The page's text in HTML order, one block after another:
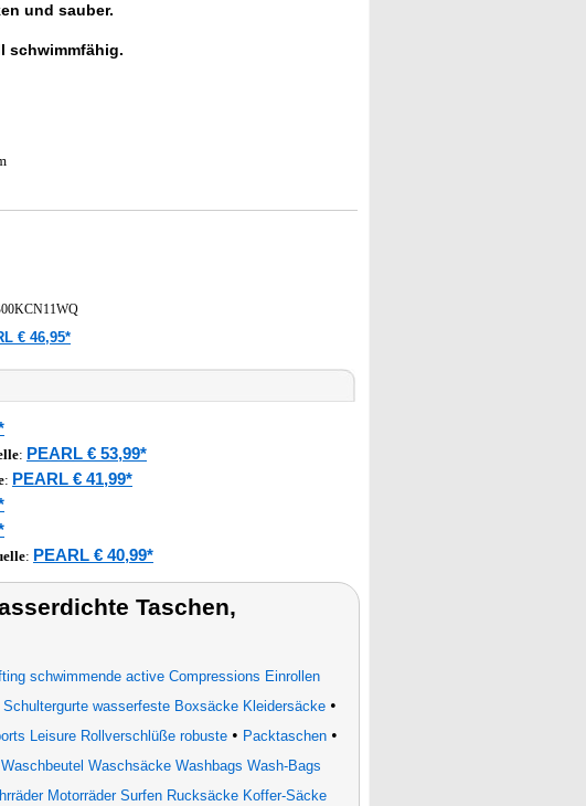
und sauber.
schwimmfähig.
€ 46,95*
: PEARL € 53,99*
: PEARL € 41,99*
: PEARL € 40,99*
Taschen,
schwimmende active Compressions Einrollen
wasserfeste Boxsäcke Kleidersäcke•
Leisure Rollverschlüße robuste• Packtaschen•
Waschsäcke Washbags Wash-Bags
Motorräder Surfen Rucksäcke Koffer-Säcke